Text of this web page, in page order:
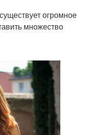
огромное
множество